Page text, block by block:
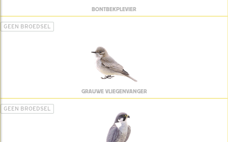
BONTBEKPLEVIER
GEEN BROEDSEL
GRAUWE VLIEGENVANGER
GEEN BROEDSEL